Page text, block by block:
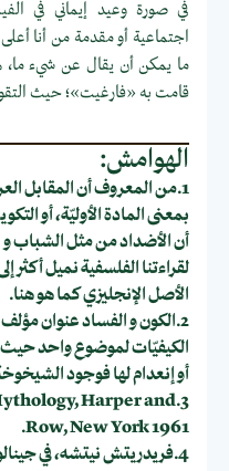
في صورة وعيد إيماني في
اجتماعية أو مقدمة من أنا
ما يمكن أن يقال عن شيء ما،
قامت به «فارغيت»؛ حيث
الهوامش:
بمعنى المادة الأوليّة، أو
أن الأضداد من مثل الشباب و
لقراءتنا الفلسفية نميل
الأصل الإنجليزي كما هو هنا.
2.الكون و الفساد عنوان
الكيفيّات لموضوع واحد
أو إنعدام لها فوجود
Harper and
Row, New York 1961.
4.فريدريتش نيتشه، في